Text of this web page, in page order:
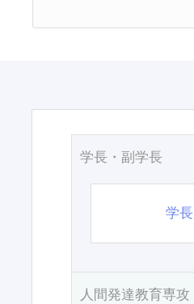
学長・副学長
学長
人間発達教育専攻